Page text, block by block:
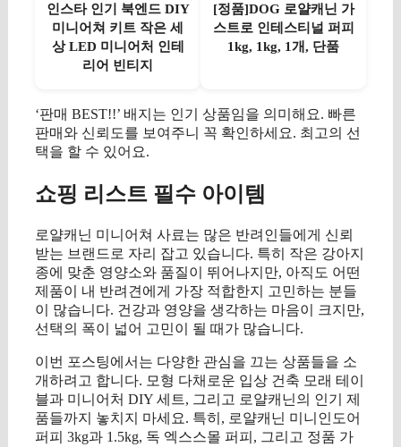
인스타 인기 북엔드 DIY
미니어쳐 키트 작은 세
상 LED 미니어처 인테
리어 빈티지
[정품]DOG 로얄캐닌 가
스트로 인테스티널 퍼피
1kg, 1kg, 1개, 단품
‘판매 BEST!!’ 배지는 인기 상품임을 의미해요. 빠른
판매와 신뢰도를 보여주니 꼭 확인하세요. 최고의 선
택을 할 수 있어요.
쇼핑 리스트 필수 아이템
로얄캐닌 미니어쳐 사료는 많은 반려인들에게 신뢰
받는 브랜드로 자리 잡고 있습니다. 특히 작은 강아지
종에 맞춘 영양소와 품질이 뛰어나지만, 아직도 어떤
제품이 내 반려견에게 가장 적합한지 고민하는 분들
이 많습니다. 건강과 영양을 생각하는 마음이 크지만,
선택의 폭이 넓어 고민이 될 때가 많습니다.
이번 포스팅에서는 다양한 관심을 끄는 상품들을 소
개하려고 합니다. 모형 다채로운 입상 건축 모래 테이
블과 미니어처 DIY 세트, 그리고 로얄캐닌의 인기 제
품들까지 놓치지 마세요. 특히, 로얄캐닌 미니인도어
퍼피 3kg과 1.5kg, 독 엑스스몰 퍼피, 그리고 정품 가